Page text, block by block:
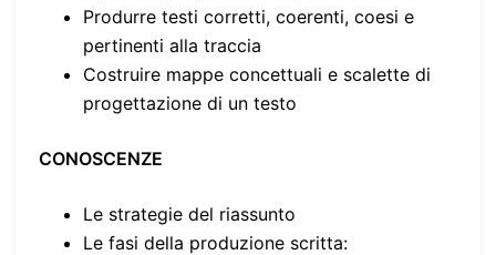
Produrre testi corretti, coerenti, coesi e
pertinenti alla traccia
Costruire mappe concettuali e scalette di
progettazione di un testo
CONOSCENZE
Le strategie del riassunto
Le fasi della produzione scritta: